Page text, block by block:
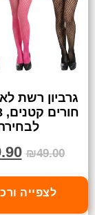
גרביון רשת
₪49.00
לצפייה